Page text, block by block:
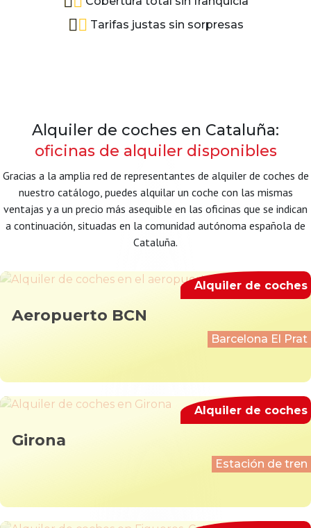
Tarifas justas sin sorpresas
Alquiler de coches en Cataluña:
oficinas de alquiler disponibles
Gracias a la amplia red de representantes de alquiler de coches de
nuestro catálogo, puedes alquilar un coche con las mismas
ventajas y a un precio más asequible en las oficinas que se indican
a continuación, situadas en la comunidad autónoma española de
Cataluña.
Aeropuerto BCN
Barcelona El Prat
Alquiler de coches
Girona
Estación de tren
Alquiler de coches